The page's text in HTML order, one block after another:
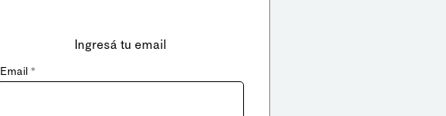
Ingresá tu email
Email *